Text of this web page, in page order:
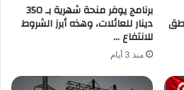
برنامج يوفر منحة شهرية بـ 350
دينار للعائلات، وهذه أبرز الشروط
للانتفاع …
منذ 3 أيام